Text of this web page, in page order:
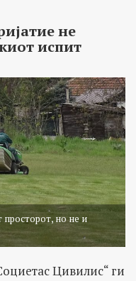
не
испит
просторот, но не и
Цивилис“ ги